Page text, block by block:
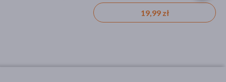
19,99 zł
60,99 zł